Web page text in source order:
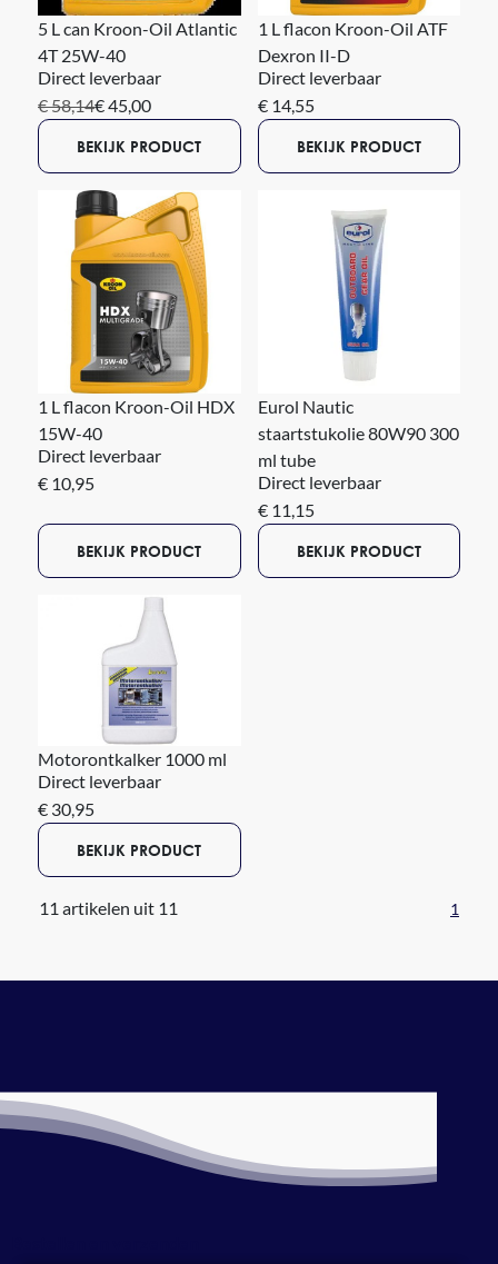
5 L can Kroon-Oil Atlantic
4T 25W-40
Direct leverbaar
€ 58,14€ 45,00
BEKIJK PRODUCT
1 L flacon Kroon-Oil ATF
Dexron II-D
Direct leverbaar
€ 14,55
BEKIJK PRODUCT
1 L flacon Kroon-Oil HDX
15W-40
Direct leverbaar
€ 10,95
BEKIJK PRODUCT
Eurol Nautic
staartstukolie 80W90 300
ml tube
Direct leverbaar
€ 11,15
BEKIJK PRODUCT
Motorontkalker 1000 ml
Direct leverbaar
€ 30,95
BEKIJK PRODUCT
11 artikelen uit 11 1